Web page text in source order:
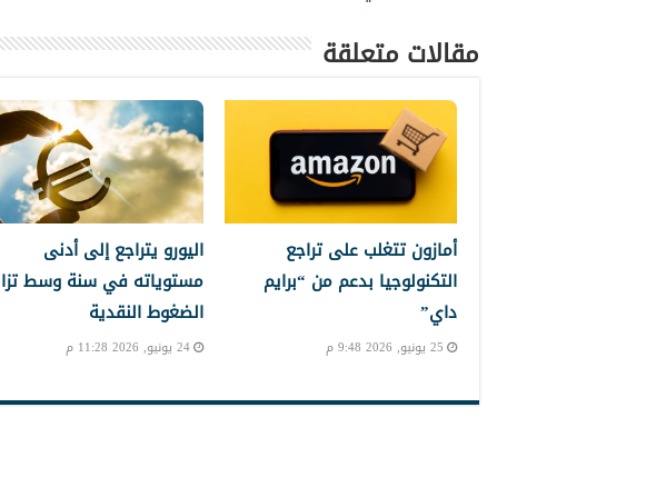
مقالات متعلقة
أمازون تتغلب على تراجع
التكنولوجيا بدعم من “برايم
داي”
25 يونيو, 2026 9:48 م
اليورو يتراجع إلى أدنى
مستوياته في سنة وسط
الضغوط النقدية
24 يونيو, 2026 11:28 م